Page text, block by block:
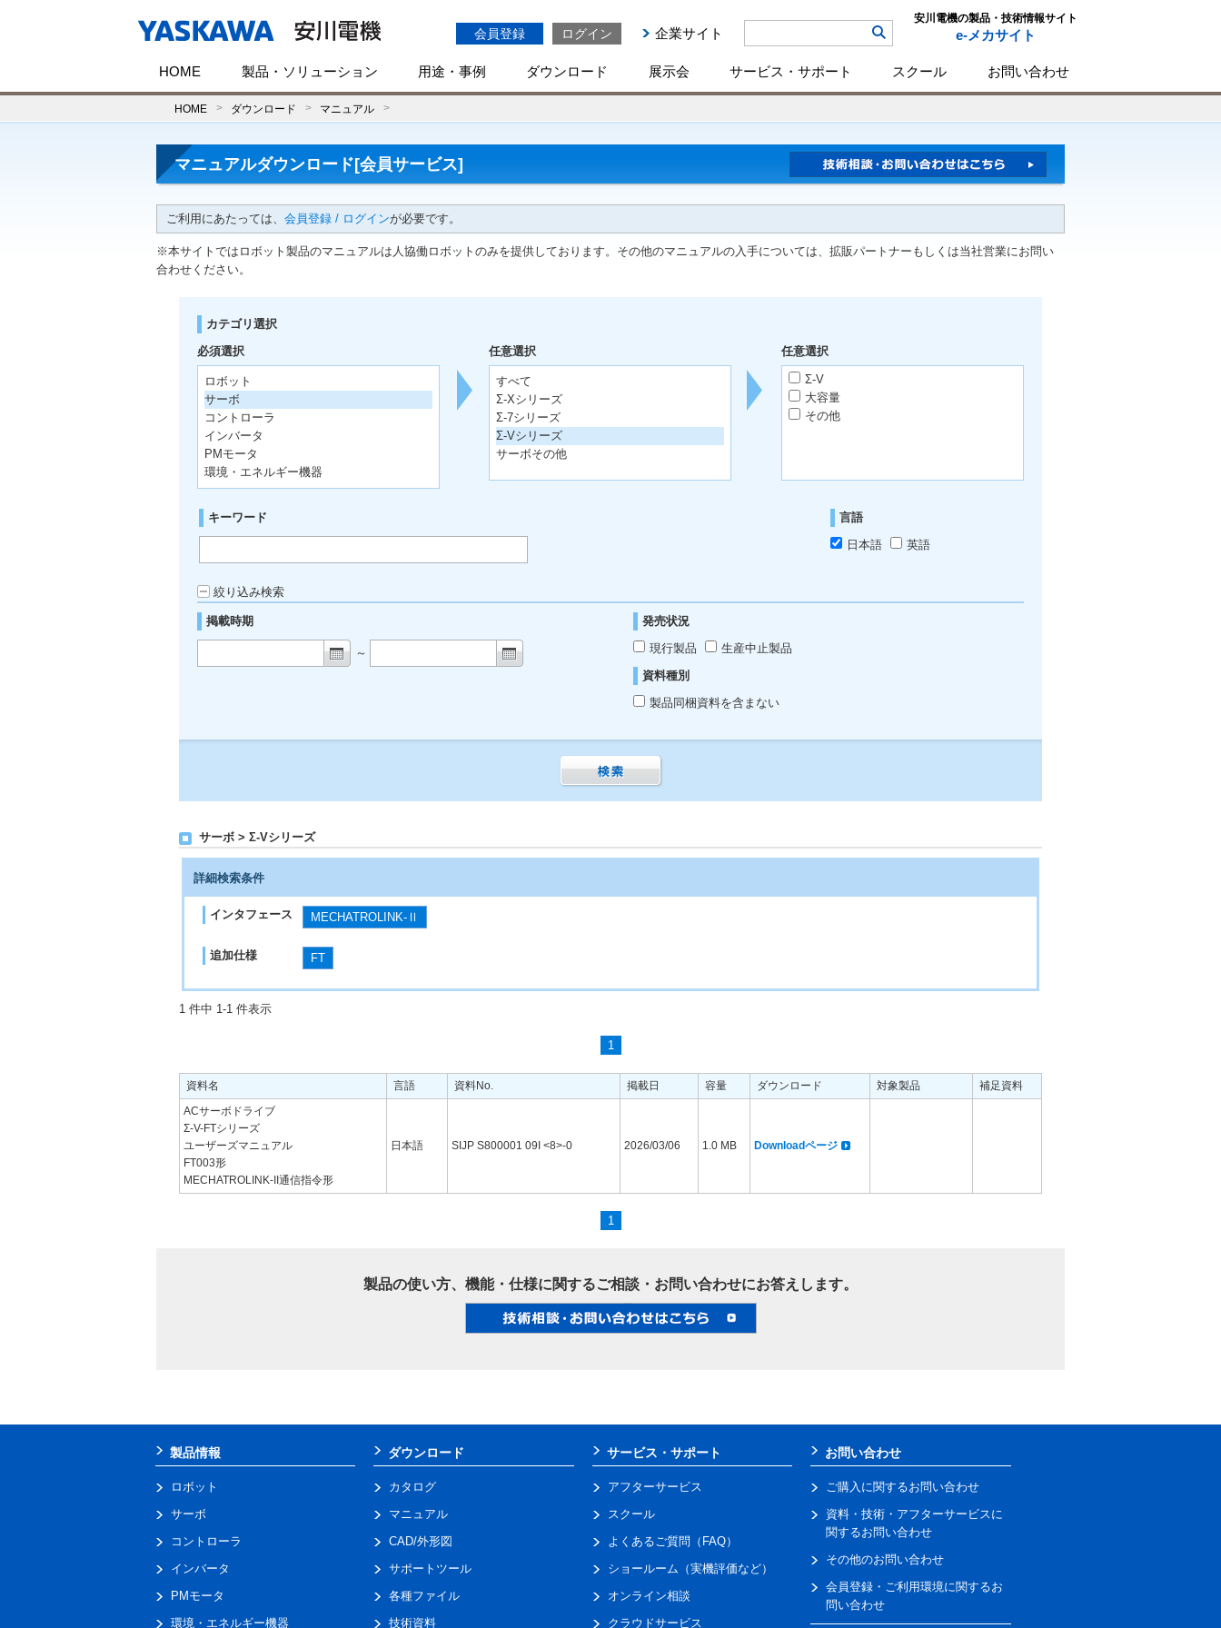
会員登録 ログイン 企業サイト
安川電機の製品・技術情報サイト
e-メカサイト
HOME 製品・ソリューション 用途・事例 ダウンロード 展示会 サービス・サポート スクール お問い合わせ
HOME ダウンロード マニュアル
マニュアルダウンロード[会員サービス]
ご利用にあたっては、 会員登録 / ログインが必要です。
※本サイトではロボット製品のマニュアルは人協働ロボットのみを提供しております。その他のマニュアルの入手については、拡販パートナーもしくは当社営業にお問い
合わせください。
カテゴリ選択
必須選択
ロボット
サーボ
コントローラ
インバータ
PMモータ
環境・エネルギー機器
任意選択
すべて
Σ-Xシリーズ
Σ-7シリーズ
Σ-Vシリーズ
サーボその他
任意選択
Σ-V
大容量
その他
キーワード
言語
日本語
英語
絞り込み検索
掲載時期
～
発売状況
現行製品
生産中止製品
資料種別
製品同梱資料を含まない
サーボ > Σ-Vシリーズ
詳細検索条件
インタフェース MECHATROLINK-Ⅱ
追加仕様 FT
1 件中 1-1 件表示
1
資料名 言語 資料No. 掲載日 容量 ダウンロード 対象製品
補足資料
ACサーボドライブ
Σ-V-FTシリーズ
ユーザーズマニュアル
FT003形
MECHATROLINK-II通信指令形
日本語 SIJP S800001 09I <8>-0 2026/03/06 1.0 MB Downloadページ
1
製品の使い方、機能・仕様に関するご相談・お問い合わせにお答えします。
製品情報
ロボット
サーボ
コントローラ
インバータ
PMモータ
環境・エネルギー機器
ダウンロード
カタログ
マニュアル
CAD/外形図
サポートツール
各種ファイル
技術資料
サービス・サポート
アフターサービス
スクール
よくあるご質問（FAQ）
ショールーム（実機評価など）
オンライン相談
クラウドサービス
お問い合わせ
ご購入に関するお問い合わせ
資料・技術・アフターサービスに
関するお問い合わせ
その他のお問い合わせ
会員登録・ご利用環境に関するお
問い合わせ